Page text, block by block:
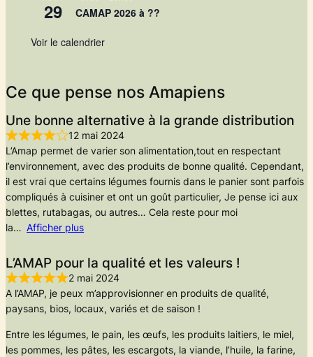
29 CAMAP 2026 à ??
Voir le calendrier
Ce que pense nos Amapiens
Une bonne alternative à la grande distribution
12 mai 2024
L’Amap permet de varier son alimentation,tout en respectant
l’environnement, avec des produits de bonne qualité. Cependant,
il est vrai que certains légumes fournis dans le panier sont parfois
compliqués à cuisiner et ont un goût particulier, Je pense ici aux
blettes, rutabagas, ou autres… Cela reste pour moi
la
Afficher plus
L’AMAP pour la qualité et les valeurs !
2 mai 2024
A l’AMAP, je peux m’approvisionner en produits de qualité,
paysans, bios, locaux, variés et de saison !
Entre les légumes, le pain, les œufs, les produits laitiers, le miel,
les pommes, les pâtes, les escargots, la viande, l’huile, la farine,